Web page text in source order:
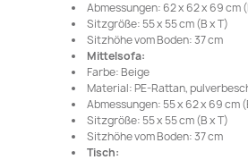
Abmessungen: 62 x 62 x 69 cm
Sitzgröße: 55 x 55 cm (B x T)
Sitzhöhe vom Boden: 37 cm
Mittelsofa:
Farbe: Beige
Material: PE-Rattan,
Abmessungen: 55 x 62 x 69 cm
Sitzgröße: 55 x 55 cm (B x T)
Sitzhöhe vom Boden: 37 cm
Tisch: